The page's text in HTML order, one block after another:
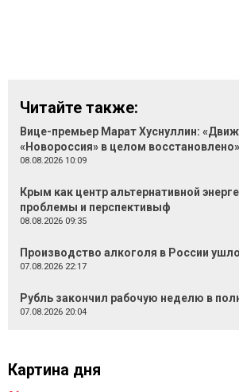
Читайте также:
Вице-премьер Марат Хуснуллин:
«Новороссия» в целом восстановлено»
08.08.2026 10:09
Крым как центр альтернативной
проблемы и перспективыф
08.08.2026 09:35
Производство алкоголя в России
07.08.2026 22:17
Рубль закончил рабочую неделю в
07.08.2026 20:04
Картина дня